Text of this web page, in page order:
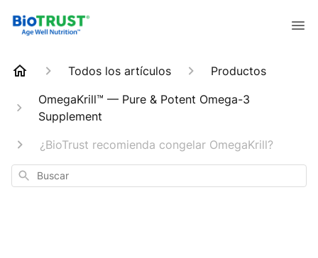
Todos los artículos
Productos
OmegaKrill™ — Pure & Potent Omega-3
Supplement
¿BioTrust recomienda congelar OmegaKrill?
Buscar